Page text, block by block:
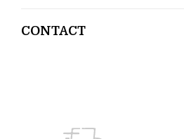
CONTACT